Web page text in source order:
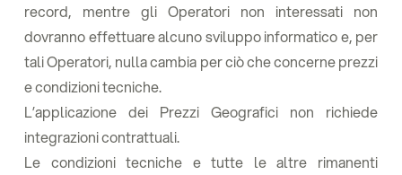
record, mentre gli Operatori non interessati non
dovranno effettuare alcuno sviluppo informatico e, per
tali Operatori, nulla cambia per ciò che concerne prezzi
e condizioni tecniche.
L’applicazione dei Prezzi Geografici non richiede
integrazioni contrattuali.
Le condizioni tecniche e tutte le altre rimanenti